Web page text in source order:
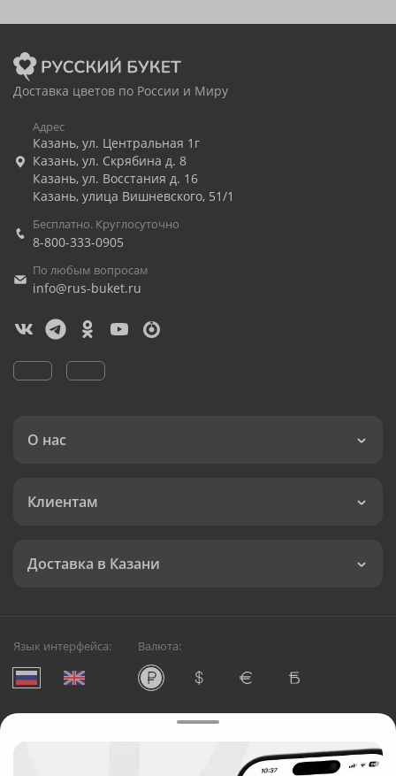
Доставка цветов по России и Миру
Адрес
Казань, ул. Центральная 1г
Казань, ул. Скрябина д. 8
Казань, ул. Восстания д. 16
Казань, улица Вишневского, 51/1
Бесплатно. Круглосуточно
8-800-333-0905
По любым вопросам
info@rus-buket.ru
О нас
Клиентам
Доставка в Казани
Язык интерфейса: Валюта:
Служба круглосуточной доставки цветов в Казани
Русский Букет, 2026